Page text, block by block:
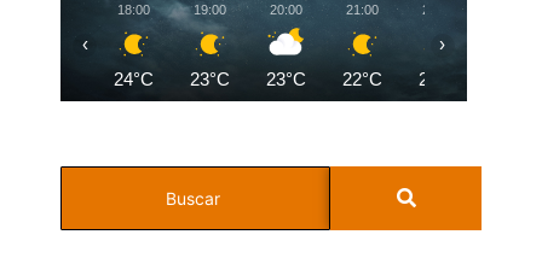
18:00
24°C
19:00
23°C
20:00
23°C
21:00
22°C
22:00
22°C
‹ ›